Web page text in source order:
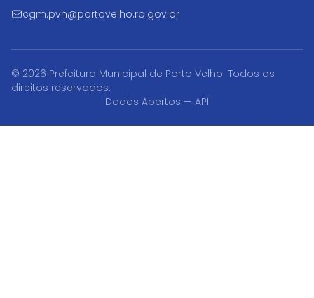
cgm.pvh@portovelho.ro.gov.br
© 2026 Prefeitura Municipal de Porto Velho. Todos os
direitos reservados.
Dados Abertos — API